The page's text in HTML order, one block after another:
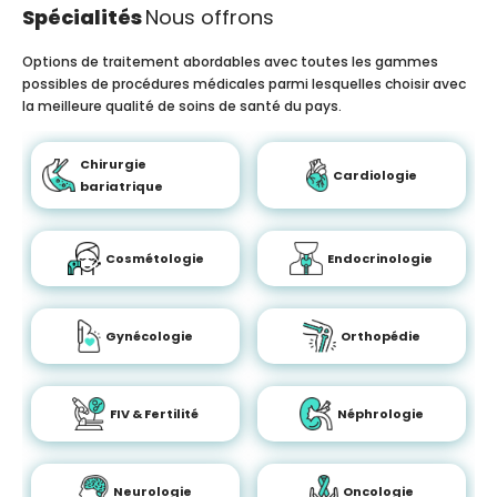
SpécialitésNous offrons
Options de traitement abordables avec toutes les gammes
possibles de procédures médicales parmi lesquelles choisir avec
la meilleure qualité de soins de santé du pays.
Chirurgie
bariatrique
Cardiologie
Cosmétologie Endocrinologie
Gynécologie Orthopédie
FIV & Fertilité Néphrologie
Neurologie Oncologie